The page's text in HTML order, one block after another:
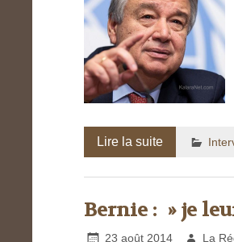
Lire la suite
Bernie : » je
23 août 2014 La